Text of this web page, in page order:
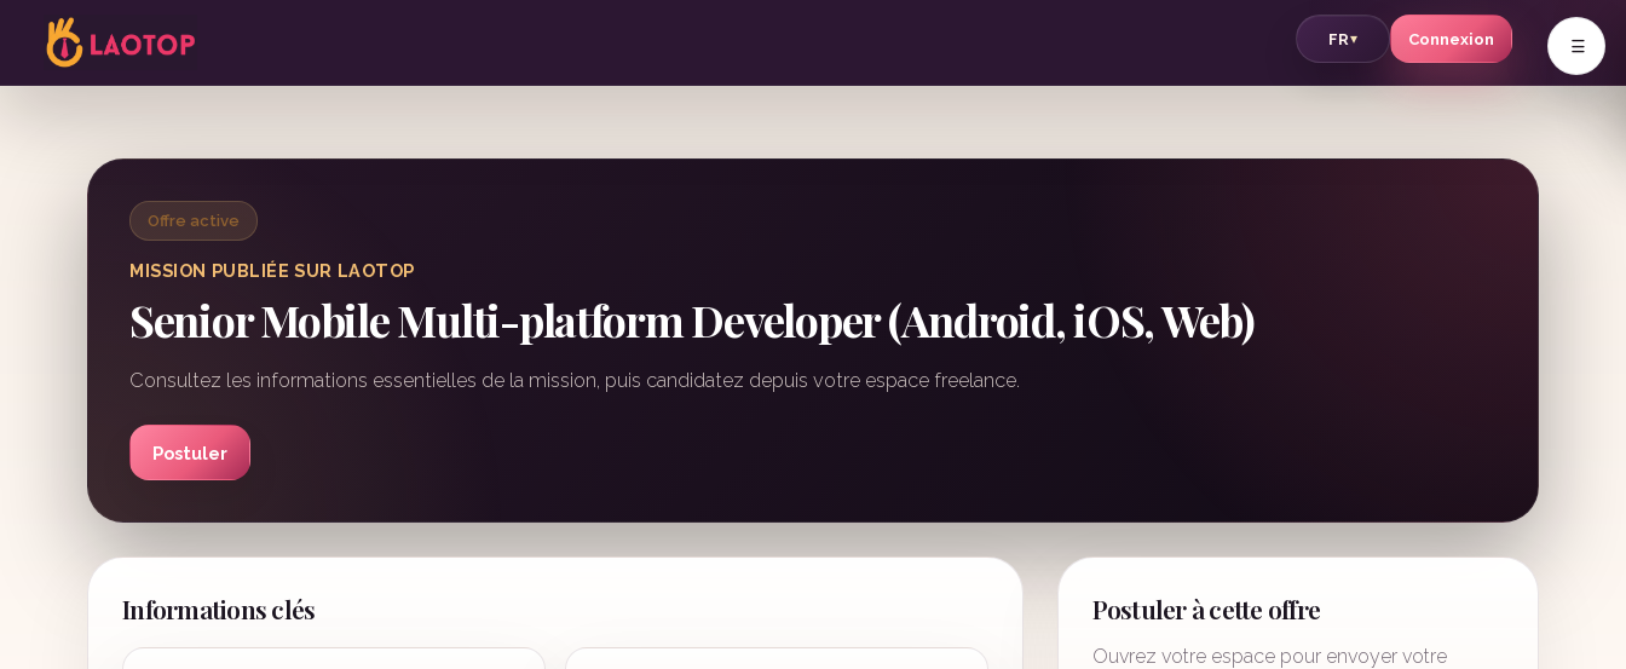
FR▾ Connexion v
Offre active
MISSION PUBLIÉE SUR LAOTOP
Senior Mobile Multi-platform Developer (Android, iOS, Web)
Consultez les informations essentielles de la mission, puis candidatez depuis votre espace freelance.
Postuler
Informations clés Postuler à cette offre
Ouvrez votre espace pour envoyer votre